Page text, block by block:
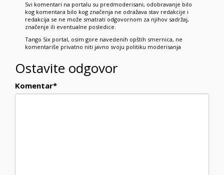
Svi komentari na portalu su predmoderisani, odobravanje bilo
kog komentara bilo kog značenja ne odražava stav redakcije i
redakcija se ne može smatrati odgovornom za njihov sadržaj,
značenje ili eventualne posledice.
Tango Six portal, osim gore navedenih opštih smernica, ne
komentariše privatno niti javno svoju politiku moderisanja
Ostavite odgovor
Komentar*